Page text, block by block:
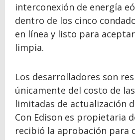
interconexión de energía
dentro de los cinco
en línea y listo para
limpia.
Los desarrolladores son
únicamente del costo de
limitadas de actualización
Con Edison es propietaria
recibió la aprobación para